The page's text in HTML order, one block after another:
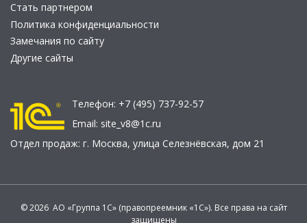
Стать партнером
Политика конфиденциальности
Замечания по сайту
Другие сайты
Телефон: +7 (495) 737-92-57
Email: site_v8@1c.ru
Отдел продаж: г. Москва, улица Селезнёвская, дом 21
© 2026 АО «Группа 1С» (правопреемник «1С»). Все права на сайт
защищены